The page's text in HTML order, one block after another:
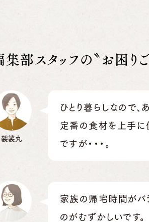
集部スタッフの〝お困りご
袈裟丸
ひとり暮らしなので、
定番の食材を上手に
ですが・・・。
家族の帰宅時間がバ
のがむずかしいです。